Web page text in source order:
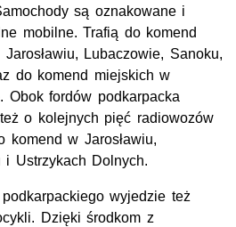
są oznakowane i
mobilne. Trafią do komend
Lubaczowie, Sanoku,
do komend miejskich w
Obok fordów podkarpacka
o kolejnych pięć radiowozów
komend w Jarosławiu,
i Ustrzykach Dolnych.
wyjedzie też
Dzięki środkom z